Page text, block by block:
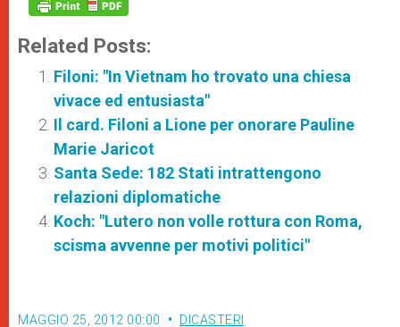
Related Posts:
Filoni: "In Vietnam ho trovato una chiesa
vivace ed entusiasta"
Il card. Filoni a Lione per onorare Pauline
Marie Jaricot
Santa Sede: 182 Stati intrattengono
relazioni diplomatiche
Koch: "Lutero non volle rottura con Roma,
scisma avvenne per motivi politici"
MAGGIO 25, 2012 00:00 DICASTERI